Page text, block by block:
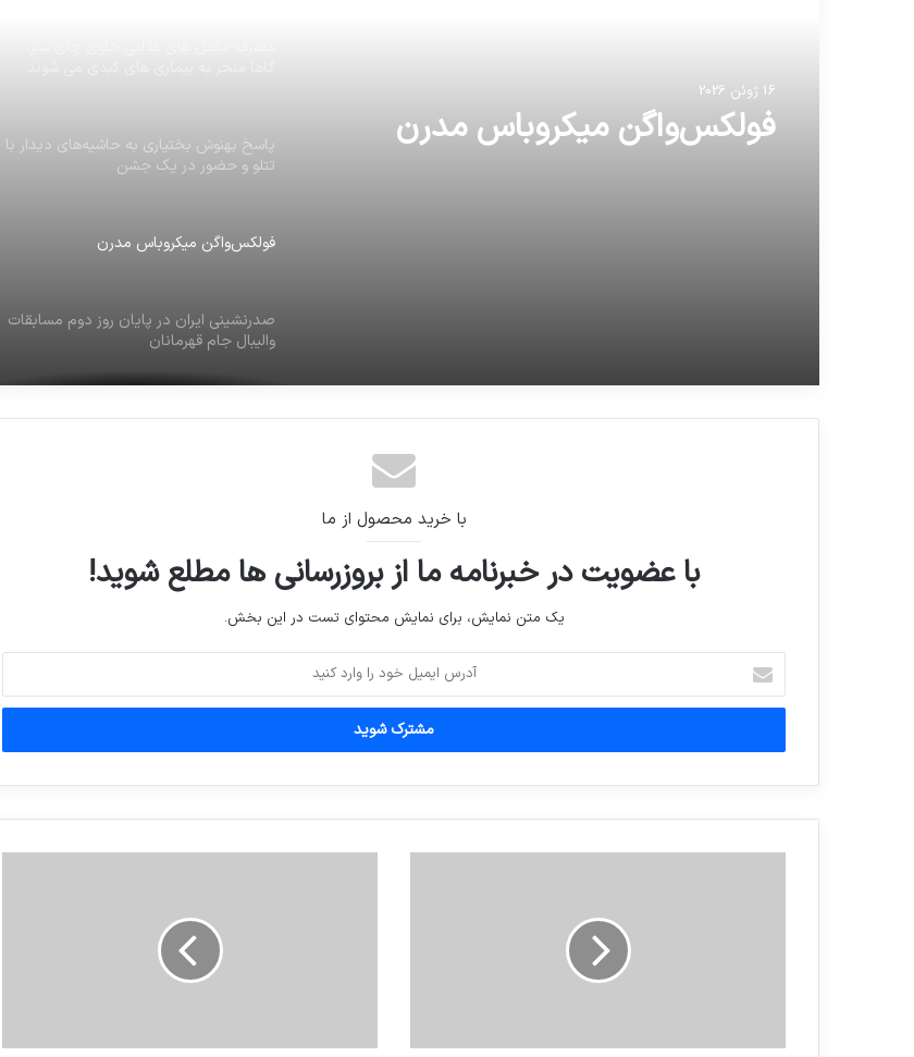
16 ژوئن 2026
فولکس‌واگن میکروباس مدرن
پاسخ بهنوش بختیاری به حاشیه‌های دیدار با
تتلو و حضور در یک جشن
فولکس‌واگن میکروباس مدرن
صدرنشینی ایران در پایان روز دوم مسابقات
والیبال جام قهرمانان
فرماندار ایالت نیویورک با امضای قانونی، سن
مصرف مکمل های غذایی حاوی چای سبز،
گاها منجر به بیماری های کبدی می شوند
پاسخ بهنوش بختیاری به حاشیه‌های دیدار با
تتلو و حضور در یک جشن
فولکس‌واگن میکروباس مدرن
با خرید محصول از ما
با عضویت در خبرنامه ما از بروزرسانی ها مطلع شوید!
یک متن نمایش، برای نمایش محتوای تست در این بخش.
آدرس
ایمیل
خود
وارد